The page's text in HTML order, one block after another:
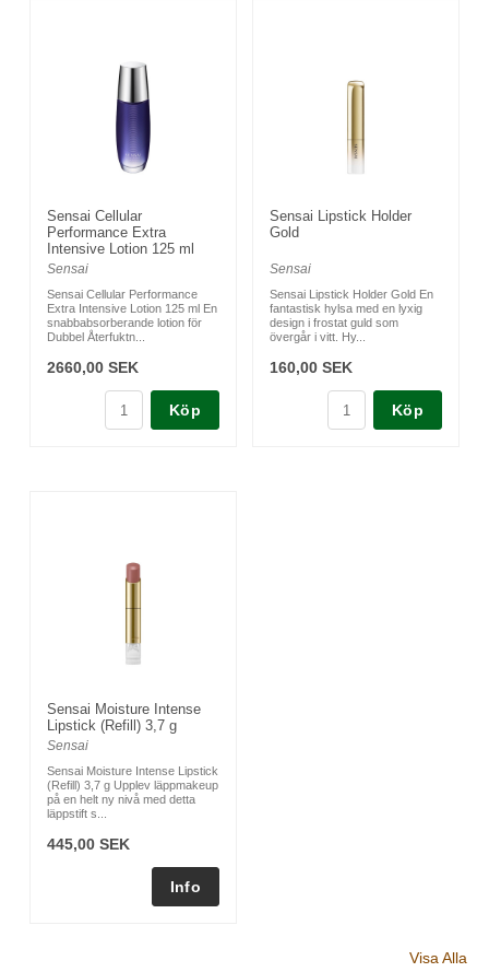
Sensai Cellular
Performance Extra
Intensive Lotion 125 ml
Sensai
Sensai Cellular Performance
Extra Intensive Lotion 125 ml En
snabbabsorberande lotion för
Dubbel Återfuktn...
2660,00 SEK
Köp
Sensai Lipstick Holder
Gold
Sensai
Sensai Lipstick Holder Gold En
fantastisk hylsa med en lyxig
design i frostat guld som
övergår i vitt. Hy...
160,00 SEK
Köp
Sensai Moisture Intense
Lipstick (Refill) 3,7 g
Sensai
Sensai Moisture Intense Lipstick
(Refill) 3,7 g Upplev läppmakeup
på en helt ny nivå med detta
läppstift s...
445,00 SEK
Visa Alla